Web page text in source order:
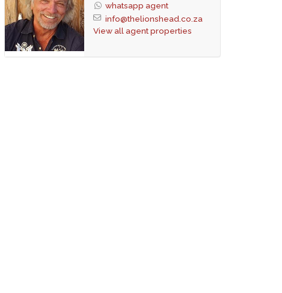
whatsapp agent
info@thelionshead.co.za
View all agent properties